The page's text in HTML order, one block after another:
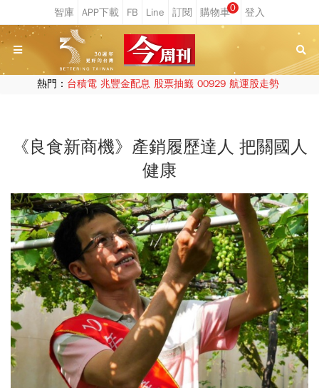
0
熱門： 台積電 兆豐金配息 股票抽籤 00929 航運股走勢
《良食新商機》產銷履歷達人 把關國人
健康